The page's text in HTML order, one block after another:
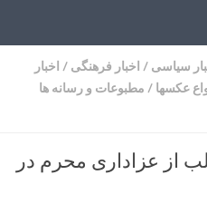
سیاسی / اخبار فرهنگی / اخبار
عکسها / مطبوعات و رسانه ها
از عزاداری محرم در